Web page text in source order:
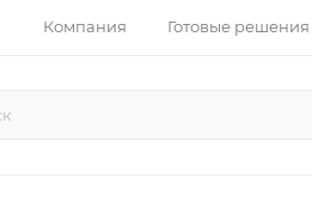
Компания Готовые решения